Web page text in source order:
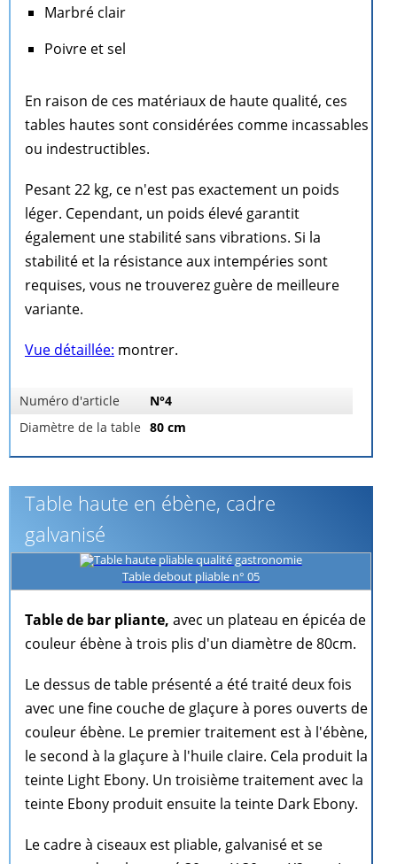
Marbré clair
Poivre et sel
En raison de ces matériaux de haute qualité, ces
tables hautes sont considérées comme incassables
ou indestructibles.
Pesant 22 kg, ce n'est pas exactement un poids
léger. Cependant, un poids élevé garantit
également une stabilité sans vibrations. Si la
stabilité et la résistance aux intempéries sont
requises, vous ne trouverez guère de meilleure
variante.
Vue détaillée: montrer.
Numéro d'article
N°4
Diamètre de la table 80 cm
Table haute en ébène, cadre
galvanisé
Table debout pliable n° 05
Table de bar pliante, avec un plateau en épicéa de
couleur ébène à trois plis d'un diamètre de 80cm.
Le dessus de table présenté a été traité deux fois
avec une fine couche de glaçure à pores ouverts de
couleur ébène. Le premier traitement est à l'ébène,
le second à la glaçure à l'huile claire. Cela produit la
teinte Light Ebony. Un troisième traitement avec la
teinte Ebony produit ensuite la teinte Dark Ebony.
Le cadre à ciseaux est pliable, galvanisé et se